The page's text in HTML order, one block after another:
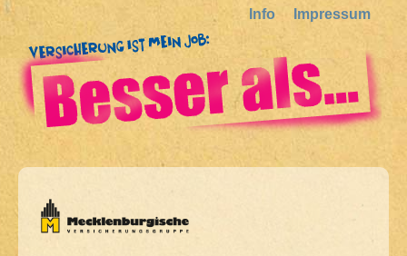
Info Impressum